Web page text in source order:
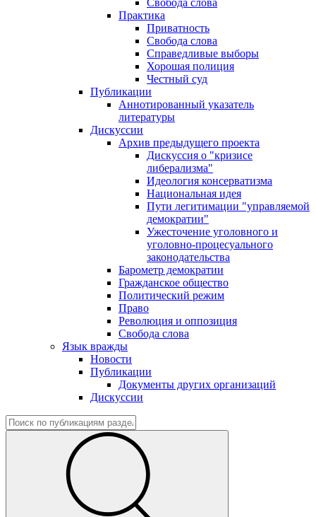
Свобода слова
Практика
Приватность
Свобода слова
Справедливые выборы
Хорошая полиция
Честный суд
Публикации
Аннотированный указатель
литературы
Дискуссии
Архив предыдущего проекта
Дискуссия о "кризисе
либерализма"
Идеология консерватизма
Национальная идея
Пути легитимации "управляемой
демократии"
Ужесточение уголовного и
уголовно-процесуального
законодательства
Барометр демократии
Гражданское общество
Политический режим
Право
Революция и оппозиция
Свобода слова
Язык вражды
Новости
Публикации
Документы других организаций
Дискуссии